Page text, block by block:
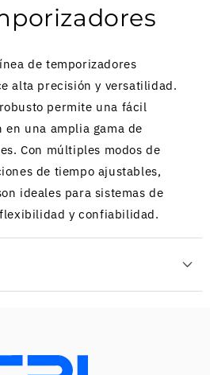
de temporizadores
alta precisión y versatilidad.
permite una fácil
una amplia gama de
Con múltiples modos de
de tiempo ajustables,
ideales para sistemas de
y confiabilidad.